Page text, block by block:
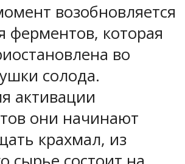
возобновляется
ферментов, которая
во
солода.
активации
они начинают
крахмал, из